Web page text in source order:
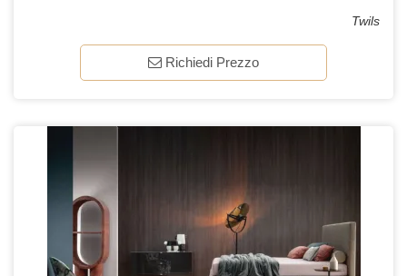
Twils
Richiedi Prezzo